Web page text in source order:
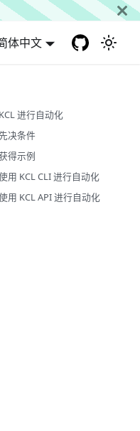
体中文
进行自动化
决条件
得示例
用 KCL CLI 进行自动化
用 KCL API 进行自动化